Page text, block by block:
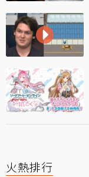
火熱排行